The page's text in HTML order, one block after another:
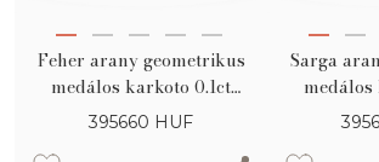
Feher arany geometrikus
medálos karkoto 0.1ct
gyemanttal
395660 HUF
Sarga